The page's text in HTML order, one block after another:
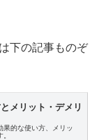
下の記事ものぞ
メリット・デメリ
果的な使い方、メリッ